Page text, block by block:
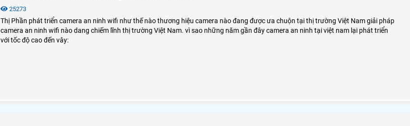
25273
Thị Phần phát triển camera an ninh wifi như thế nào thương hiệu camera nào đang được ưa chuộn tại thị trường Việt Nam giải pháp
camera an ninh wifi nào dang chiếm lĩnh thị trường Việt Nam. vì sao những năm gần đây camera an ninh tại việt nam lại phát triển
với tốc độ cao đến vây: